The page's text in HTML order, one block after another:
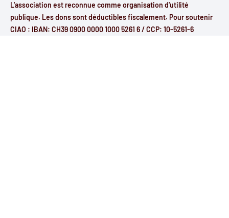
L'association est reconnue comme organisation d'utilité
publique. Les dons sont déductibles fiscalement. Pour soutenir
CIAO : IBAN: CH39 0900 0000 1000 5261 6 / CCP: 10-5261-6